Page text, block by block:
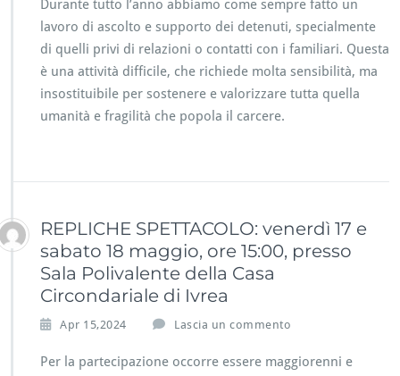
Durante tutto l’anno abbiamo come sempre fatto un
lavoro di ascolto e supporto dei detenuti, specialmente
di quelli privi di relazioni o contatti con i familiari. Questa
è una attività difficile, che richiede molta sensibilità, ma
insostituibile per sostenere e valorizzare tutta quella
umanità e fragilità che popola il carcere.
REPLICHE SPETTACOLO: venerdì 17 e
sabato 18 maggio, ore 15:00, presso
Sala Polivalente della Casa
Circondariale di Ivrea
Apr 15,2024 Lascia un commento
Per la partecipazione occorre essere maggiorenni e